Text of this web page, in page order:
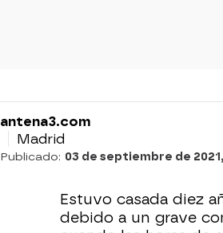
antena3.com
Madrid
Publicado: 03 de septiembre de 2021,
Estuvo casada diez
debido a un grave